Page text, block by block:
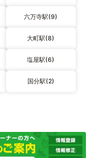
六万寺駅(9)
大町駅(8)
塩屋駅(6)
国分駅(2)